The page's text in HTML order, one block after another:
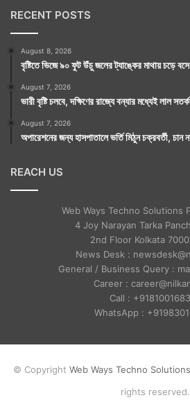
RECENT POSTS
August 8, 2026
বৃষ্টিতে ভিজে ৯০ ফুট উঁচু জলের ট্যাঙ্কের মাথায় চড়ে
August 7, 2026
ভারী বৃষ্টি চলবে, দক্ষিণের রাজ্যে বন্যার মধ্যেই লাল
August 7, 2026
অপারেশনের জন্য হাসপাতালে ভর্তি মিঠুন চক্রবর্তী, চান
REACH US
Web Ways Techno Solutions
4 Joy Narayan Tarka
2nd Floor Kolkata
News Desk :
General / Business Query :
Career :
Call :
WhatsApp :
© Copyright Web Ways Techno
rights reserved.